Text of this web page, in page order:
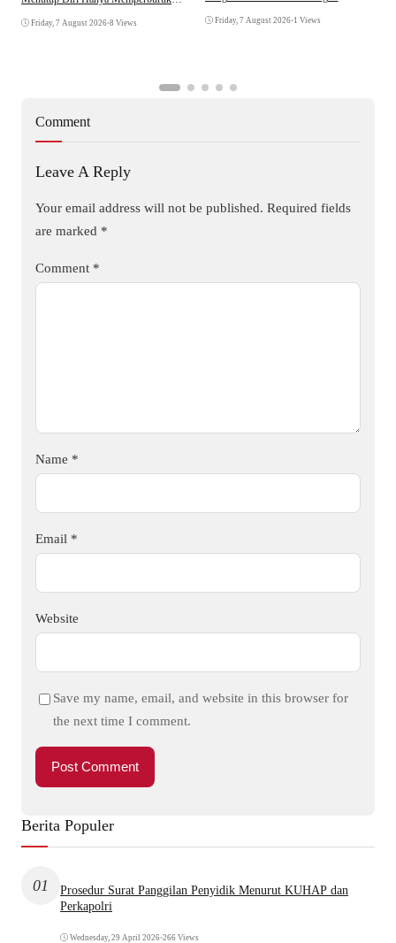
Friday, 7 August 2026•8 Views Friday, 7 August 2026•1 Views
Comment
Leave A Reply
Your email address will not be published. Required fields
are marked *
Comment *
Name *
Email *
Website
Save my name, email, and website in this browser for
the next time I comment.
Berita Populer
01
Prosedur Surat Panggilan Penyidik Menurut KUHAP dan
Perkapolri
Wednesday, 29 April 2026•266 Views